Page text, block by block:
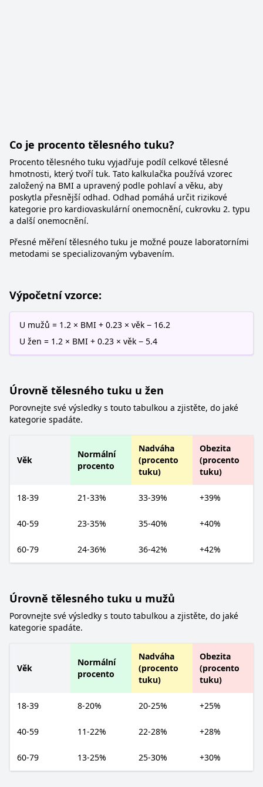
Co je procento tělesného tuku?
Procento tělesného tuku vyjadřuje podíl celkové tělesné
hmotnosti, který tvoří tuk. Tato kalkulačka používá vzorec
založený na BMI a upravený podle pohlaví a věku, aby
poskytla přesnější odhad. Odhad pomáhá určit rizikové
kategorie pro kardiovaskulární onemocnění, cukrovku 2. typu
a další onemocnění.
Přesné měření tělesného tuku je možné pouze laboratorními
metodami se specializovaným vybavením.
Výpočetní vzorce:
U mužů = 1.2 × BMI + 0.23 × věk − 16.2
U žen = 1.2 × BMI + 0.23 × věk − 5.4
Úrovně tělesného tuku u žen
Porovnejte své výsledky s touto tabulkou a zjistěte, do jaké
kategorie spadáte.
Věk
Normální
procento
Nadváha
(procento
tuku)
Obezita
(procento
tuku)
18-39 21-33% 33-39% +39%
40-59 23-35% 35-40% +40%
60-79 24-36% 36-42% +42%
Úrovně tělesného tuku u mužů
Porovnejte své výsledky s touto tabulkou a zjistěte, do jaké
kategorie spadáte.
Věk
Normální
procento
Nadváha
(procento
tuku)
Obezita
(procento
tuku)
18-39 8-20% 20-25% +25%
40-59 11-22% 22-28% +28%
60-79 13-25% 25-30% +30%